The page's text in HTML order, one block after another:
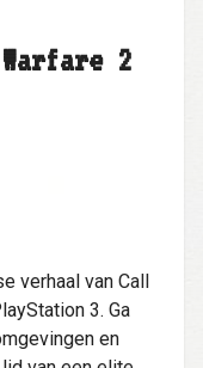
2
verhaal van Call
3. Ga
en